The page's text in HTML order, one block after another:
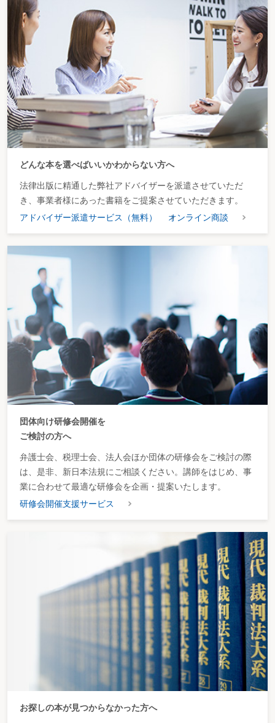
どんな本を選べばいいかわからない方へ
法律出版に精通した弊社アドバイザーを派遣させていただ
き、事業者様にあった書籍をご提案させていただきます。
アドバイザー派遣サービス（無料）
オンライン商談
団体向け研修会開催を
ご検討の方へ
弁護士会、税理士会、法人会ほか団体の研修会をご検討の際
は、是非、新日本法規にご相談ください。講師をはじめ、事
業に合わせて最適な研修会を企画・提案いたします。
研修会開催支援サービス
お探しの本が見つからなかった方へ